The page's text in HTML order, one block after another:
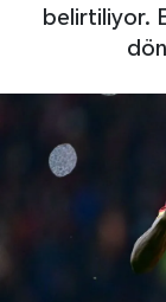
belirtiliyor.